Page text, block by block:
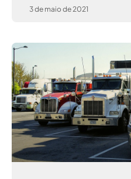
3 de maio de 2021